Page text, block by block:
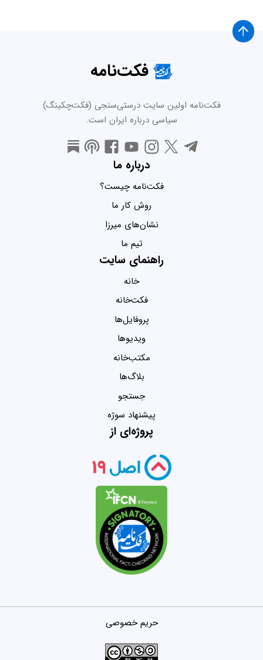
فکت‌نامه
فکت‌نامه اولین سایت درستی‌سنجی (فکت‌چکینگ)
سیاسی درباره ایران است.
درباره ما
فکت‌نامه چیست؟
روش کار ما
نشان‌های میرزا
تیم ما
راهنمای سایت
خانه
فکت‌خانه
پروفایل‌ها
ویدیو‌ها
مکتب‌خانه
بلاگ‌ها
جستجو
پیشنهاد سوژه
پروژه‌ای از
حریم خصوصی